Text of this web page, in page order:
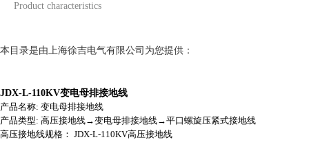
Product characteristics
本目录是由上海徐吉电气有限公司为您提供：
JDX-L-110KV变电母排接地线
产品名称: 变电母排接地线
产品类型: 高压接地线→变电母排接地线→平口螺旋压紧式接地线
高压接地线规格： JDX-L-110KV高压接地线